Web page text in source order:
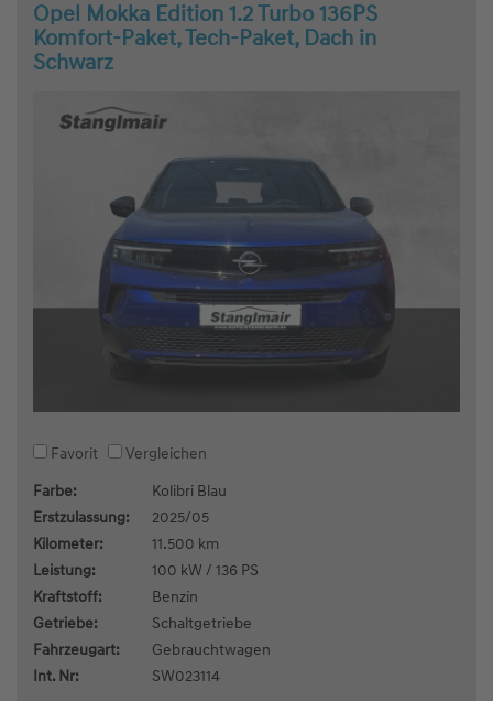
Opel Mokka Edition 1.2 Turbo 136PS
Komfort-Paket, Tech-Paket, Dach in
Schwarz
Favorit
Vergleichen
Farbe:
Kolibri Blau
Erstzulassung:
2025/05
Kilometer:
11.500 km
Leistung:
100 kW / 136 PS
Kraftstoff:
Benzin
Getriebe:
Schaltgetriebe
Fahrzeugart:
Gebrauchtwagen
Int. Nr:
SW023114